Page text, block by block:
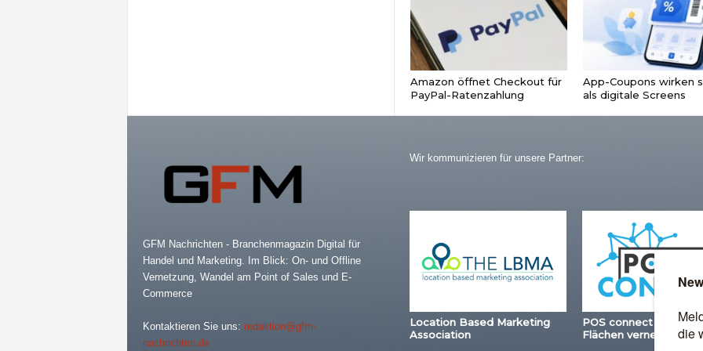
Amazon öffnet Checkout für
PayPal-Ratenzahlung
App-Coupons wirken
als digitale Screens
GFM Nachrichten - Branchenmagazin Digital für
Handel und Marketing. Im Blick: On- und Offline
Vernetzung, Wandel am Point of Sales und E-
Commerce
Kontaktieren Sie uns: redaktion@gfm-
nachrichten.de
Wir kommunizieren für unsere Partner:
Location Based Marketing
Association
POS connect –
Flächen vernetzen